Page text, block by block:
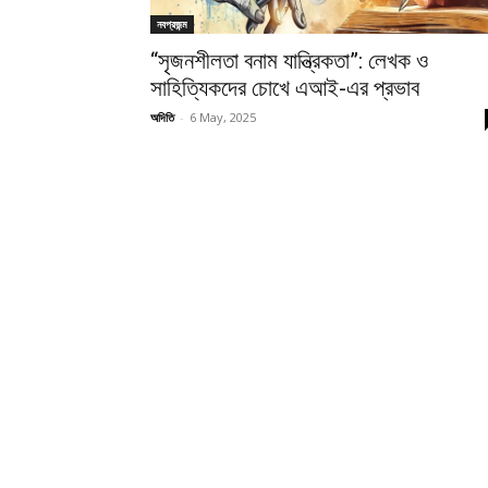
নবপ্রজন্ম
“সৃজনশীলতা বনাম যান্ত্রিকতা”: লেখক ও
সাহিত্যিকদের চোখে এআই-এর প্রভাব
অদিতি - 6 May, 2025